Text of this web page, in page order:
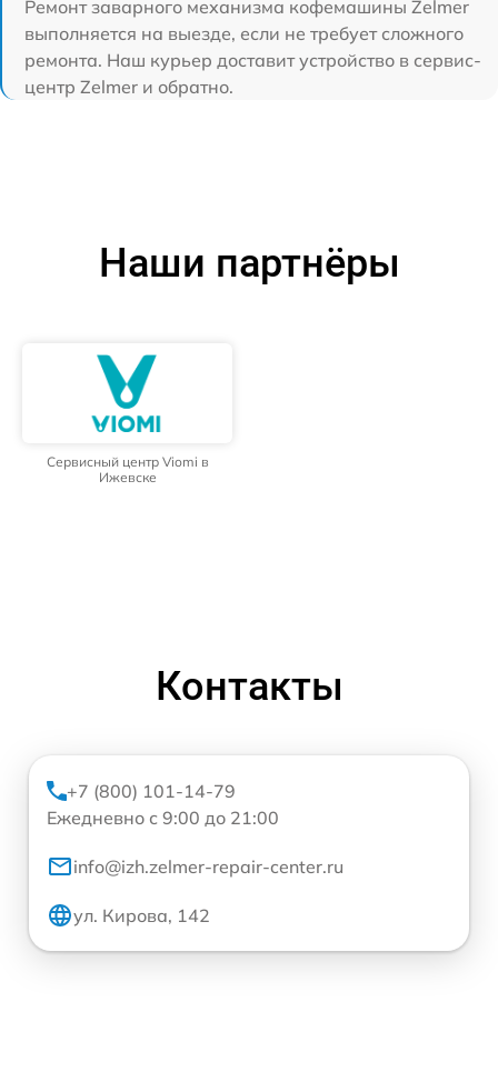
Ремонт заварного механизма кофемашины Zelmer
выполняется на выезде, если не требует сложного
ремонта. Наш курьер доставит устройство в сервис-
центр Zelmer и обратно.
Наши партнёры
Сервисный центр Viomi в
Ижевске
Контакты
+7 (800) 101-14-79
Ежедневно с 9:00 до 21:00
info@izh.zelmer-repair-center.ru
ул. Кирова, 142